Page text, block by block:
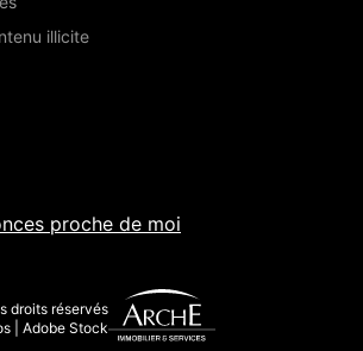
illicite
proche de moi
droits réservés
| Adobe Stock